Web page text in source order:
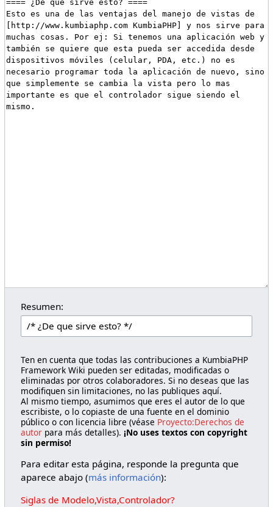
Resumen:
Ten en cuenta que todas las contribuciones a KumbiaPHP
Framework Wiki pueden ser editadas, modificadas o
eliminadas por otros colaboradores. Si no deseas que las
modifiquen sin limitaciones, no las publiques aquí.
Al mismo tiempo, asumimos que eres el autor de lo que
escribiste, o lo copiaste de una fuente en el dominio
público o con licencia libre (véase Proyecto:Derechos de
autor para más detalles).¡No uses textos con copyright
sin permiso!
Para editar esta página, responde la pregunta que
aparece abajo (más información):
Siglas de Modelo,Vista,Controlador?